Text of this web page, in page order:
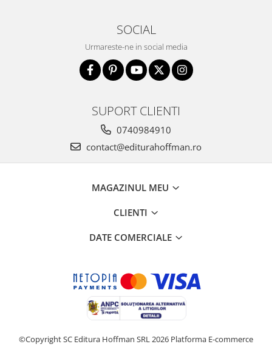
SOCIAL
Urmareste-ne in social media
SUPORT CLIENTI
0740984910
contact@editurahoffman.ro
MAGAZINUL MEU
CLIENTI
DATE COMERCIALE
©Copyright SC Editura Hoffman SRL 2026 Platforma E-commerce